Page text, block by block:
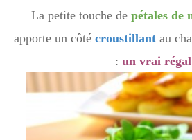
La petite touche de pétales de
apporte un côté croustillant au
: un vrai régal